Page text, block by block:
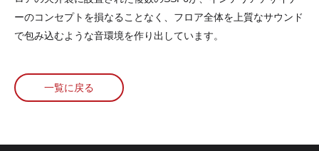
ーのコンセプトを損なることなく、フロア全体を上質なサウンド
で包み込むような音環境を作り出しています。
一覧に戻る